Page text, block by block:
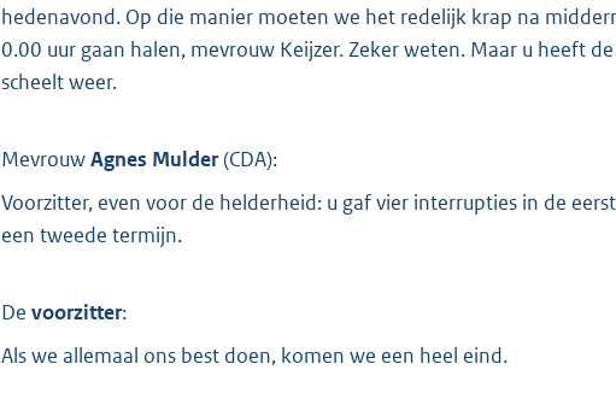
hedenavond. Op die manier moeten we het redelijk krap na
0.00 uur gaan halen, mevrouw Keijzer. Zeker weten. Maar u heeft
scheelt weer.
MevrouwAgnes Mulder(CDA):
Voorzitter, even voor de helderheid: u gaf vier interrupties in de
een tweede termijn.
De voorzitter:
Als we allemaal ons best doen, komen we een heel eind.